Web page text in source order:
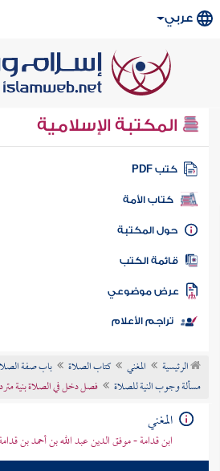
عربي
المكتبة الإسلامية
كتب PDF
كتاب الأمة
المكتبة
الكتب
موضوعي
تراجم الأعلام
الرئيسية المغني كتاب الصلاة
باب صفة
مسألة وجوب النية للصلاة
فصل دخل في الصلاة بنية
المغني
ابن قدامة - موفق الدين عبد الله بن أحمد بن